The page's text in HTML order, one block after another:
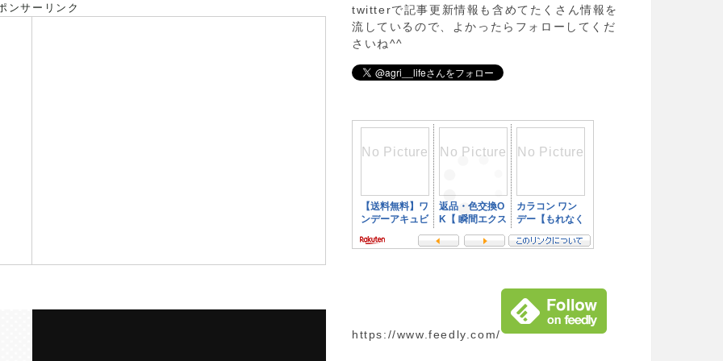
ンサーリンク
twitterで記事更新情報も含めてたくさん情報を
流しているので、よかったらフォローしてくだ
さいね^^
https://www.feedly.com/